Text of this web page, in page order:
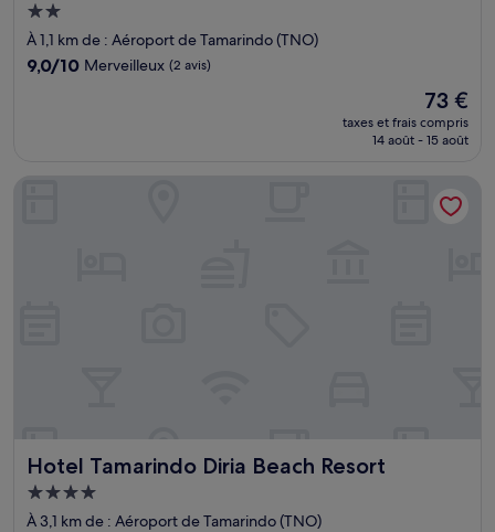
Hébergement
2.0 étoiles
À 1,1 km de : Aéroport de Tamarindo (TNO)
9.0
9,0/10 Merveilleux (2 avis)
Le
nouveau
prix
de
73 €
73 €
taxes et frais compris
14 août - 15 août
Hotel Tamarindo Diria Beach Resort
Hotel Tamarindo Diria Beach Resort
Hébergement
4.0 étoiles
À 3,1 km de : Aéroport de Tamarindo (TNO)